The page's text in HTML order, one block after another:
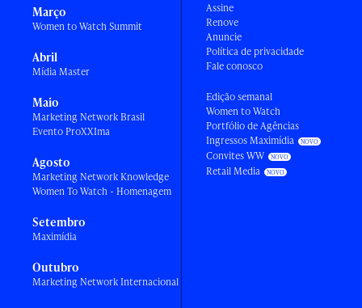
Março
Women to Watch Summit
Abril
Mídia Master
Maio
Marketing Network Brasil
Evento ProXXIma
Agosto
Marketing Network Knowledge
Women To Watch - Homenagem
Setembro
Maximídia
Outubro
Marketing Network Internacional
Assine
Renove
Anuncie
Política de privacidade
Fale conosco
Edição semanal
Women to Watch
Portfólio de Agências
Ingressos Maximídia
Convites WW
Retail Media